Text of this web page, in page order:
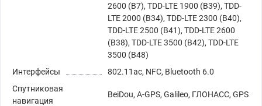
2600 (B7), TDD-LTE 1900 (B39), TDD-
LTE 2000 (B34), TDD-LTE 2300 (B40),
TDD-LTE 2500 (B41), TDD-LTE 2600
(B38), TDD-LTE 3500 (B42), TDD-LTE
3500 (B48)
Интерфейсы
802.11ac, NFC, Bluetooth 6.0
Спутниковая
навигация
BeiDou, A-GPS, Galileo, ГЛОНАСС, GPS